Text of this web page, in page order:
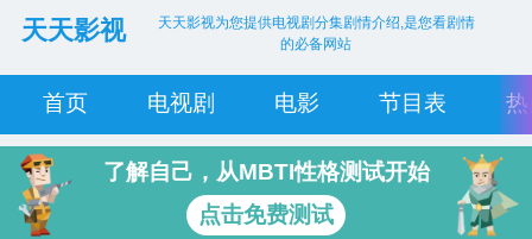
天天影视
天天影视为您提供电视剧分集剧情介绍,是您看剧情
的必备网站
首页 电视剧 电影 节目表
了解自己，从MBTI性格测试开始
点击免费测试